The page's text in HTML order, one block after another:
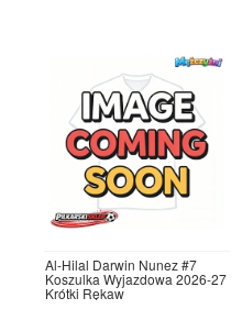
Al-Hilal Darwin Nunez #7
Koszulka Wyjazdowa 2026-27
Krótki Rękaw